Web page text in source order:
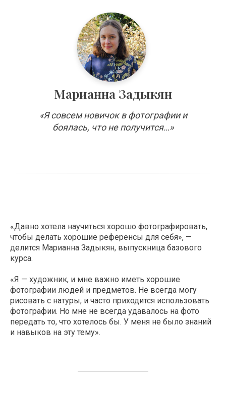
Марианна Задыкян
«Я совсем новичок в фотографии и
боялась, что не получится…»
«Давно хотела научиться хорошо фотографировать,
чтобы делать хорошие референсы для себя», —
делится Марианна Задыкян, выпускница базового
курса.
«Я — художник, и мне важно иметь хорошие
фотографии людей и предметов. Не всегда могу
рисовать с натуры, и часто приходится использовать
фотографии. Но мне не всегда удавалось на фото
передать то, что хотелось бы. У меня не было знаний
и навыков на эту тему».